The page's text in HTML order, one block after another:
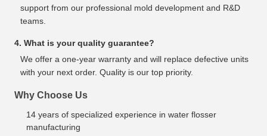
support from our professional mold development and R&D
teams.
4. What is your quality guarantee?
We offer a one-year warranty and will replace defective units
with your next order. Quality is our top priority.
Why Choose Us
14 years of specialized experience in water flosser
manufacturing